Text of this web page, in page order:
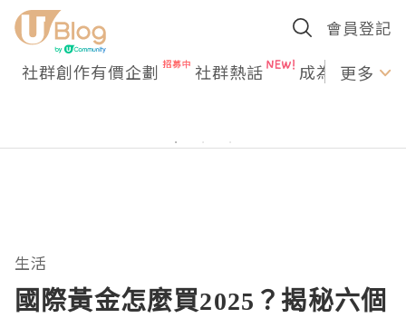
會員登記
社群創作有價企劃 社群熱話 成為U更多
生活
國際黃金怎麼買2025？揭秘六個